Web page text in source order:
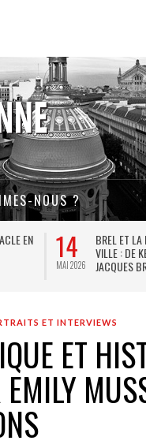
NOUS ?
EN
14
MAI 2026
BREL ET LA
VILLE : DE
JACQUES
ET INTERVIEWS
ET